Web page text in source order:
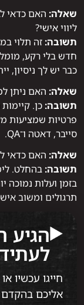
שאלה: האם כדאי
ליווי אישי?
תשובה:זה תלוי
חדש בלי רקע,
כבר יש לך ניסיון,
שאלה: האם ניתן
תשובה:כן.
פרטיות שמציעות
סייבר, דאטה ו־QA.
שאלה: האם כדאי
תשובה:בהחלט.
בזמן ועלות נמוכה
תרגולים ומשוב
הגיע
חייגו עכשיו
אליכם בהקדם